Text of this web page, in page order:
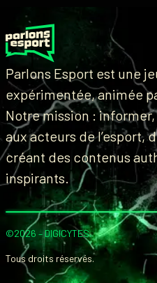
Parlons Esport est une
expérimentée, animée
Notre mission :
aux acteurs de l’esport,
créant des contenus
inspirants.
©2026 –DIGICYTES.
Tous droits réservés.